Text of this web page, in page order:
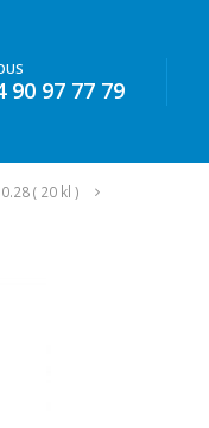
90 97 77 79
0.28 ( 20 kl )